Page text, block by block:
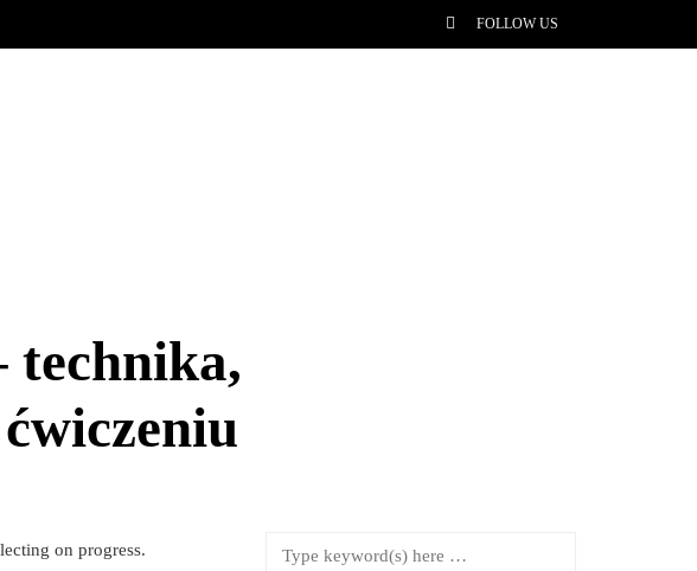
FOLLOW US
technika,